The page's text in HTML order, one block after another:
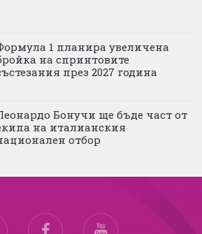
1 планира увеличена
на спринтовите
през 2027 година
Бонучи ще бъде част от
на италианския
отбор